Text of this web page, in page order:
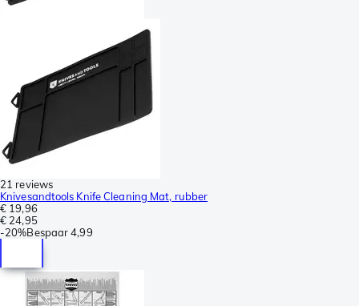
21 reviews
Knivesandtools Knife Cleaning Mat, rubber
€ 19,96
€ 24,95
-20%Bespaar 4,99